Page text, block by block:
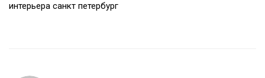
интерьера санкт петербург